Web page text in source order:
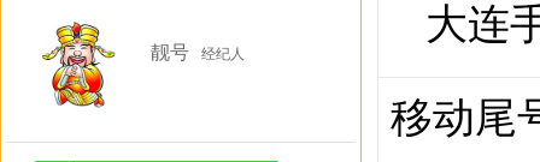
大连
移动尾
靓号 经纪人